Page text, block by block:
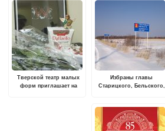
Тверской театр малых
форм приглашает на
Избраны главы
Старицкого, Бельского,
муниципальных районов
области